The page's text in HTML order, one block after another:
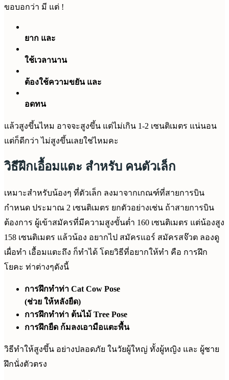
ขอบอกว่า มี แต่ !
ยาก และ
ใช้เวลานาน
ต้องใช้ความขยัน และ
อดทน
แล้วสูงขึ้นไหม อาจจะสูงขึ้น แต่ไม่เกิน 1-2 เซนติเมตร แน่นอน
แต่ก็ดีกว่า ไม่สูงขึ้นเลยใช่ไหมคะ
วิธีฝึกเอื้อมแตะ สำหรับ คนตัวเล็ก
เหมาะสำหรับน้องๆ ที่ตัวเล็ก ลงมาจากเกณฑ์ที่สายการบิน
กำหนด ประมาณ 2 เซนติเมตร ยกตัวอย่างเช่น ถ้าสายการบิน
ต้องการ ผู้เข้าสมัครที่มีความสูงขั้นต่ำ 160 เซนติเมตร แต่น้องสูง
158 เซนติเมตร แล้วน้อง อยากไป สมัครแอร์ สมัครสจ๊วต ลองดู
เผื่อทำ เอื้อมแตะถึง ก็ทำได้ โดยวิธีที่อยากให้ทำ คือ การฝึก
โยคะ ท่าต่างๆดังนี้
การฝึกทำท่า Cat Cow Pose
(ช่วย ให้หลังยืด)
การฝึกทำท่า ต้นไม้ Tree Pose
การฝึกยืด ก้มลงเอามือแตะพื้น
วิธีทำให้สูงขึ้น อย่างปลอดภัย ในวัยผู้ใหญ่ ทั้งผู้หญิง และ ผู้ชาย
ฝึกนั่งตัวตรง